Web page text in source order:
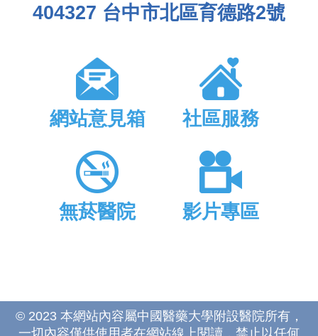
404327 台中市北區育德路2號
網站意見箱 社區服務
無菸醫院 影片專區
© 2023 本網站內容屬中國醫藥大學附設醫院所有，